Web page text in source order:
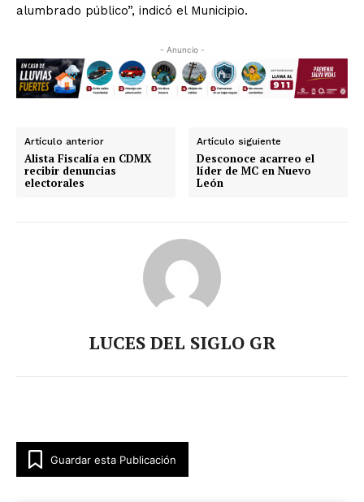
alumbrado público”, indicó el Municipio.
- Anuncio -
Artículo anterior
Alista Fiscalía en CDMX
recibir denuncias
electorales
Artículo siguiente
Desconoce acarreo el
líder de MC en Nuevo
León
LUCES DEL SIGLO GR
Guardar esta Publicación